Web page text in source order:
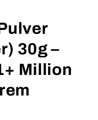
30g –
Million